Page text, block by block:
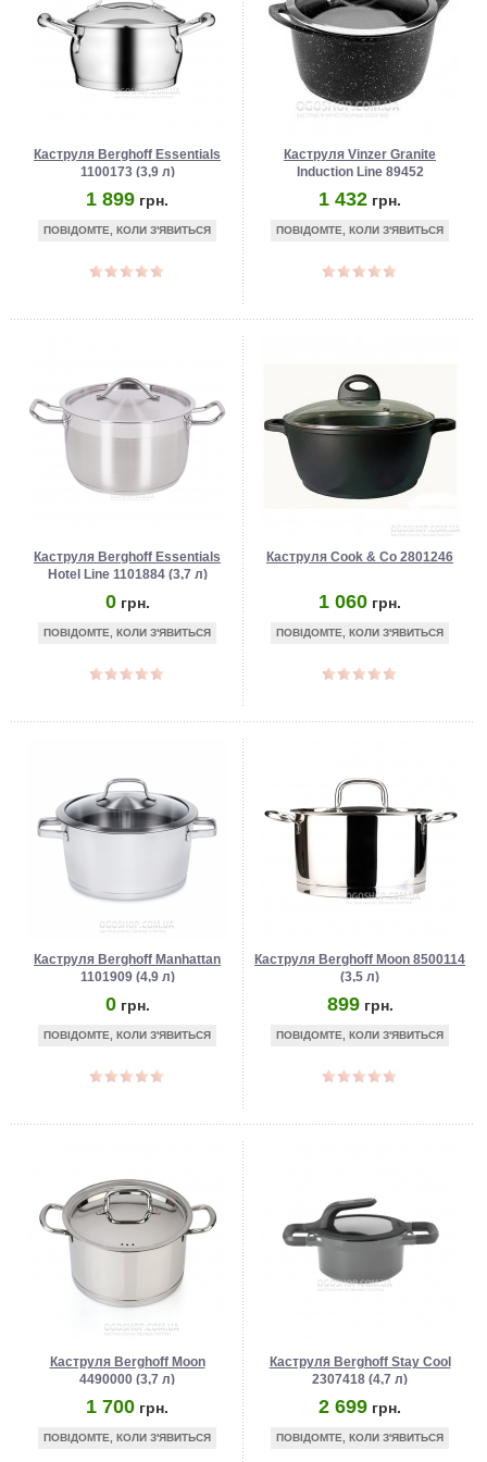
Каструля Berghoff Essentials
1100173 (3,9 л)
1 899 грн.
ПОВІДОМТЕ, КОЛИ З'ЯВИТЬСЯ
Каструля Vinzer Granite
Induction Line 89452
1 432 грн.
ПОВІДОМТЕ, КОЛИ З'ЯВИТЬСЯ
Каструля Berghoff Essentials
Hotel Line 1101884 (3,7 л)
0 грн.
ПОВІДОМТЕ, КОЛИ З'ЯВИТЬСЯ
Каструля Cook & Co 2801246
1 060 грн.
ПОВІДОМТЕ, КОЛИ З'ЯВИТЬСЯ
Каструля Berghoff Manhattan
1101909 (4,9 л)
0 грн.
ПОВІДОМТЕ, КОЛИ З'ЯВИТЬСЯ
Каструля Berghoff Moon 8500114
(3,5 л)
899 грн.
ПОВІДОМТЕ, КОЛИ З'ЯВИТЬСЯ
Каструля Berghoff Moon
4490000 (3,7 л)
1 700 грн.
ПОВІДОМТЕ, КОЛИ З'ЯВИТЬСЯ
Каструля Berghoff Stay Cool
2307418 (4,7 л)
2 699 грн.
ПОВІДОМТЕ, КОЛИ З'ЯВИТЬСЯ